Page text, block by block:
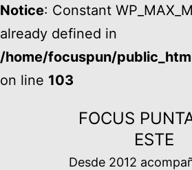
Notice: Constant
already defined in
/home/focuspun/
on line 103
FOCUS
ESTE
Desde 2012